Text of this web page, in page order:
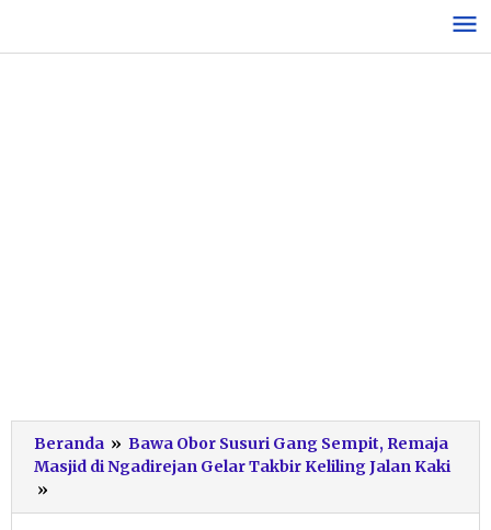
konten
Beranda » Bawa Obor Susuri Gang Sempit, Remaja
Masjid di Ngadirejan Gelar Takbir Keliling Jalan Kaki
»
Keliling